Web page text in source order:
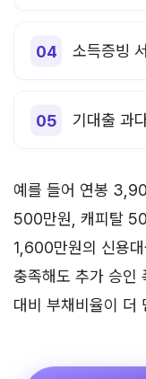
소득증빙
기대출 과
예를 들어 연봉
500만원, 캐피탈
1,600만원의 신용
충족해도 추가 승인
대비 부채비율이 더